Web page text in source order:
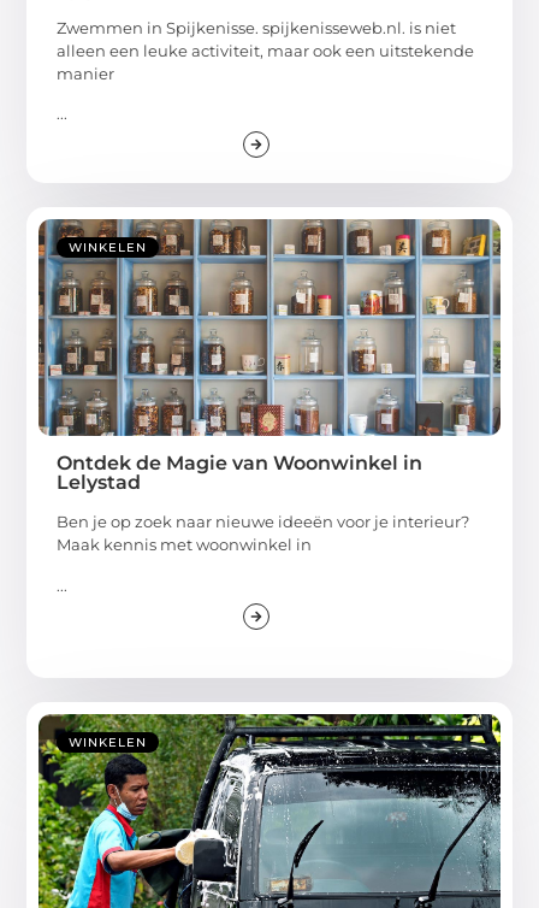
Zwemmen in Spijkenisse. spijkenisseweb.nl. is niet
alleen een leuke activiteit, maar ook een uitstekende
manier
...
WINKELEN
Ontdek de Magie van Woonwinkel in
Lelystad
Ben je op zoek naar nieuwe ideeën voor je interieur?
Maak kennis met woonwinkel in
...
WINKELEN